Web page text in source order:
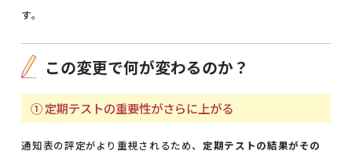
す。
この変更で何が変わるのか？
① 定期テストの重要性がさらに上がる
通知表の評定がより重視されるため、定期テストの結果がその